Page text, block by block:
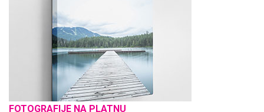
FOTOGRAFIJE NA PLATNU